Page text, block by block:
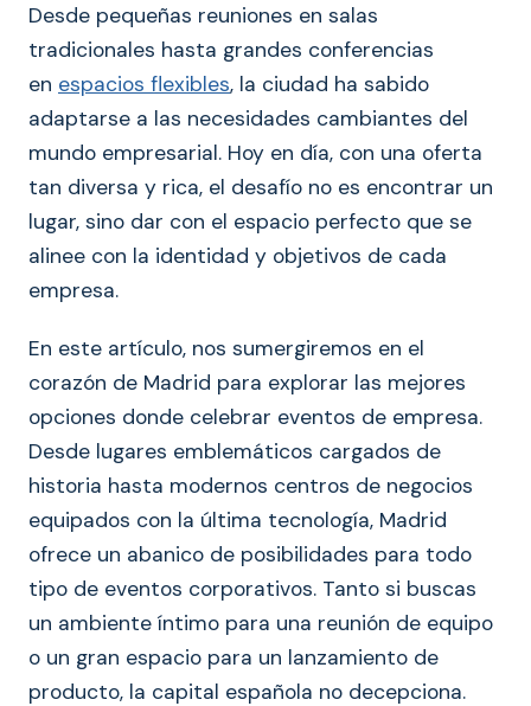
Desde pequeñas reuniones en salas
tradicionales hasta grandes conferencias
en espacios flexibles, la ciudad ha sabido
adaptarse a las necesidades cambiantes del
mundo empresarial. Hoy en día, con una oferta
tan diversa y rica, el desafío no es encontrar un
lugar, sino dar con el espacio perfecto que se
alinee con la identidad y objetivos de cada
empresa.
En este artículo, nos sumergiremos en el
corazón de Madrid para explorar las mejores
opciones donde celebrar eventos de empresa.
Desde lugares emblemáticos cargados de
historia hasta modernos centros de negocios
equipados con la última tecnología, Madrid
ofrece un abanico de posibilidades para todo
tipo de eventos corporativos. Tanto si buscas
un ambiente íntimo para una reunión de equipo
o un gran espacio para un lanzamiento de
producto, la capital española no decepciona.